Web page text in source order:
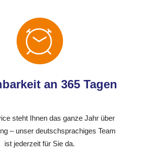
an 365 Tagen
steht Ihnen das ganze Jahr über
– unser deutschsprachiges Team
ist jederzeit für Sie da.